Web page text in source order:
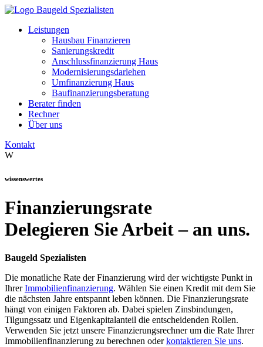
Leistungen
Hausbau Finanzieren
Sanierungskredit
Anschlussfinanzierung Haus
Modernisierungsdarlehen
Umfinanzierung Haus
Baufinanzierungsberatung
Berater finden
Rechner
Über uns
Kontakt
W
wissenswertes
Finanzierungsrate
Delegieren Sie Arbeit – an uns.
Baugeld Spezialisten
Die monatliche Rate der Finanzierung wird der wichtigste Punkt in
IhrerImmobilienfinanzierung. Wählen Sie einen Kredit mit dem Sie
die nächsten Jahre entspannt leben können. Die Finanzierungsrate
hängt von einigen Faktoren ab. Dabei spielen Zinsbindungen,
Tilgungssatz und Eigenkapitalanteil die entscheidenden Rollen.
Verwenden Sie jetzt unsere Finanzierungsrechner um die Rate Ihrer
Immobilienfinanzierung zu berechnen oderkontaktieren Sie uns.